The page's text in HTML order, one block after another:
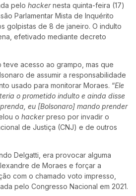
pelo hackernesta quinta-feira (17)
Parlamentar Mista de Inquérito
golpistas de 8 de janeiro. O indulto
efetivado mediante decreto
teve acesso ao grampo, mas que
de assumir a responsabilidade
usado para monitorar Moraes. “Ele
o prometido indulto e ainda disse
eu [Bolsonaro] mando prender
o hackerpreso por invadir o
de Justiça (CNJ) e de outros
Delgatti, era provocar alguma
de Moraes e forçar a
com o chamado voto impresso,
pelo Congresso Nacional em 2021.